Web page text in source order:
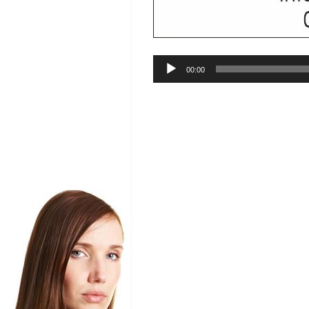
Audio-
Player
00:00